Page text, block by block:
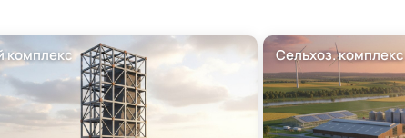
комплекс Сельхоз. комплекс